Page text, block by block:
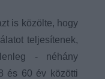
is közölte, hogy
teljesítenek,
- néhány
és 60 év közötti